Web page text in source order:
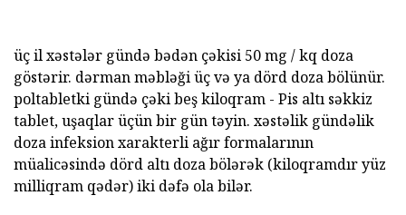
üç il xəstələr gündə bədən çəkisi 50 mg / kq doza
göstərir. dərman məbləği üç və ya dörd doza bölünür.
poltabletki gündə çəki beş kiloqram - Pis altı səkkiz
tablet, uşaqlar üçün bir gün təyin. xəstəlik gündəlik
doza infeksion xarakterli ağır formalarının
müalicəsində dörd altı doza bölərək (kiloqramdır yüz
milliqram qədər) iki dəfə ola bilər.